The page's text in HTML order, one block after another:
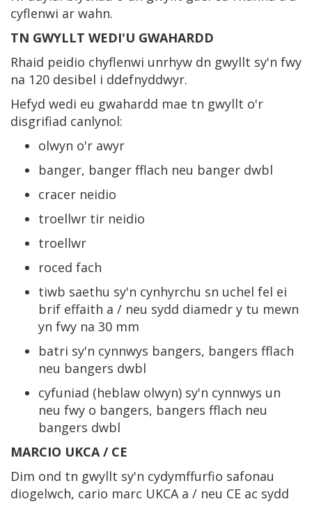
cyflenwi ar wahn.
TN GWYLLT WEDI'U GWAHARDD
Rhaid peidio chyflenwi unrhyw dn gwyllt sy'n fwy
na 120 desibel i ddefnyddwyr.
Hefyd wedi eu gwahardd mae tn gwyllt o'r
disgrifiad canlynol:
olwyn o'r awyr
banger, banger fflach neu banger dwbl
cracer neidio
troellwr tir neidio
troellwr
roced fach
tiwb saethu sy'n cynhyrchu sn uchel fel ei
brif effaith a / neu sydd diamedr y tu mewn
yn fwy na 30 mm
batri sy'n cynnwys bangers, bangers fflach
neu bangers dwbl
cyfuniad (heblaw olwyn) sy'n cynnwys un
neu fwy o bangers, bangers fflach neu
bangers dwbl
MARCIO UKCA / CE
Dim ond tn gwyllt sy'n cydymffurfio safonau
diogelwch, cario marc UKCA a / neu CE ac sydd